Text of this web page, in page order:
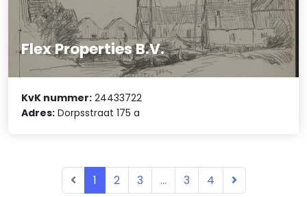
Flex Properties B.V.
KvK nummer: 24433722
Adres: Dorpsstraat 175 a
1 2 3 ... 3 4